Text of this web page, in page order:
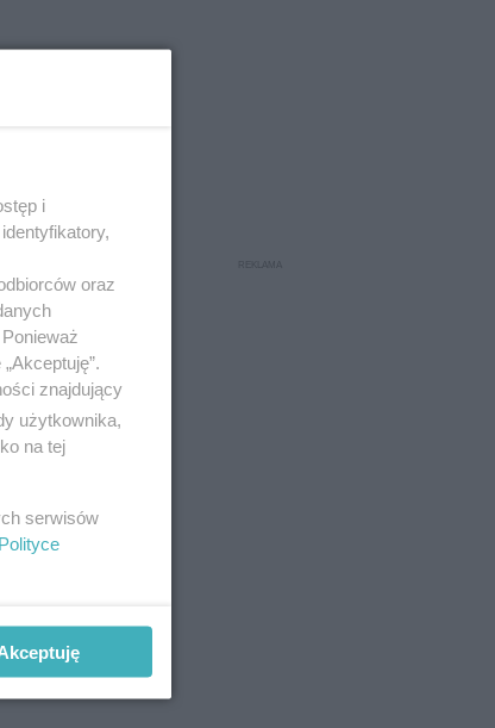
i
oraz
znajdujący
użytkownika,
na tej
serwisów
Polityce